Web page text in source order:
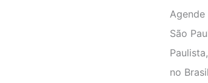
Agende
São
no